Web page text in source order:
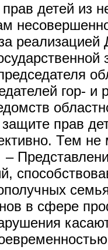
детей из
гор-
прав
Тем
в сфере